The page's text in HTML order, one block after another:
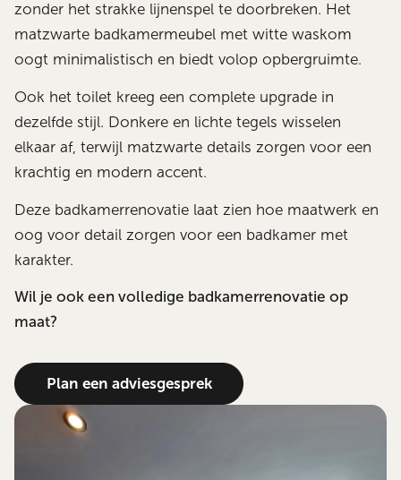
zonder het strakke lijnenspel te doorbreken. Het
matzwarte badkamermeubel met witte waskom
oogt minimalistisch en biedt volop opbergruimte.
Ook het toilet kreeg een complete upgrade in
dezelfde stijl. Donkere en lichte tegels wisselen
elkaar af, terwijl matzwarte details zorgen voor een
krachtig en modern accent.
Deze badkamerrenovatie laat zien hoe maatwerk en
oog voor detail zorgen voor een badkamer met
karakter.
Wil je ook een volledige badkamerrenovatie op
maat?
Plan een adviesgesprek